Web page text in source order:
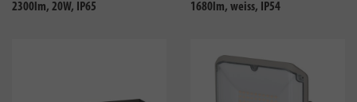
2300lm, 20W, IP65
1680lm, weiss, IP54